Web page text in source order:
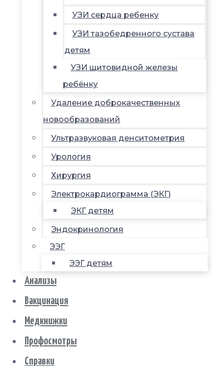
УЗИ сердца ребенку
УЗИ тазобедренного сустава
детям
УЗИ щитовидной железы
ребёнку
Удаление доброкачественных
новообразований
Ультразвуковая денситометрия
Урология
Хирургия
Электрокардиограмма (ЭКГ)
ЭКГ детям
Эндокринология
ЭЭГ
ЭЭГ детям
Анализы
Вакцинация
Медкнижки
Профосмотры
Справки